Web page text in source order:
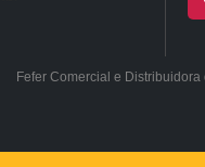
Fefer Comercial e